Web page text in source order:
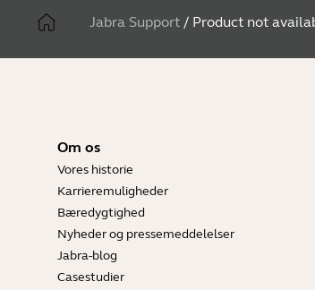
Jabra Support / Product not
Om os
Vores historie
Karrieremuligheder
Bæredygtighed
Nyheder og pressemeddelelser
Jabra-blog
Casestudier